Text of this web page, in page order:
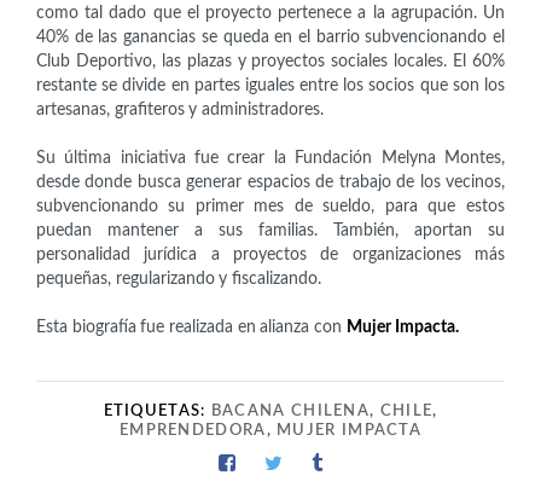
como tal dado que el proyecto pertenece a la agrupación. Un
40% de las ganancias se queda en el barrio subvencionando el
Club Deportivo, las plazas y proyectos sociales locales. El 60%
restante se divide en partes iguales entre los socios que son los
artesanas, grafiteros y administradores.
Su última iniciativa fue crear la Fundación Melyna Montes,
desde donde busca generar espacios de trabajo de los vecinos,
subvencionando su primer mes de sueldo, para que estos
puedan mantener a sus familias. También, aportan su
personalidad jurídica a proyectos de organizaciones más
pequeñas, regularizando y fiscalizando.
Esta biografía fue realizada en alianza con Mujer Impacta.
ETIQUETAS: BACANA CHILENA, CHILE,
EMPRENDEDORA, MUJER IMPACTA